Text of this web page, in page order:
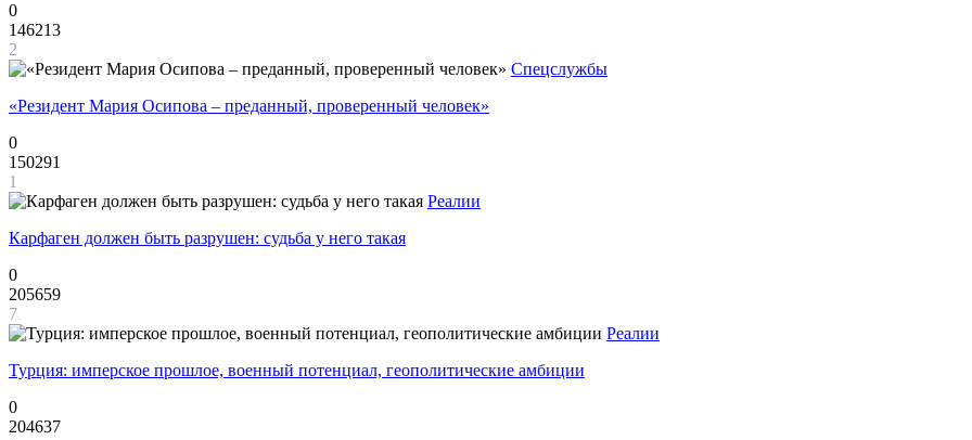
0
146213
2
Спецслужбы
«Резидент Мария Осипова – преданный, проверенный человек»
0
150291
1
Реалии
Карфаген должен быть разрушен: судьба у него такая
0
205659
7
Реалии
Турция: имперское прошлое, военный потенциал, геополитические амбиции
0
204637